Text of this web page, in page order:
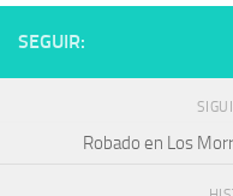
SEGUIR:
Robado en Los